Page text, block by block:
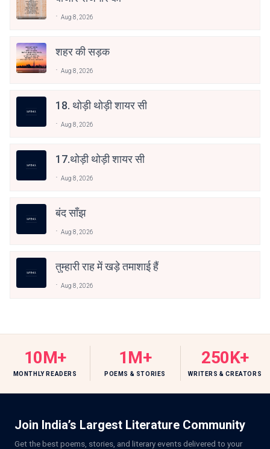
Aug 8, 2026
शहर की सड़क
Aug 8, 2026
18. थोड़ी थोड़ी शायर सी
Aug 8, 2026
17.थोड़ी थोड़ी शायर सी
Aug 8, 2026
बंद साँझ
Aug 8, 2026
तुम्हारी राह में खड़े तमाशाई हैं
Aug 8, 2026
10M+
MONTHLY READERS
1M+
POEMS & STORIES
250K+
WRITERS & CREATORS
Join India’s Largest Literature Community
Get the best poems, stories, and literary events delivered to your